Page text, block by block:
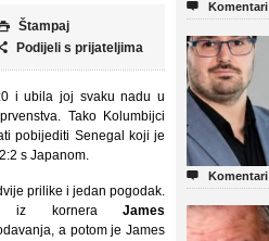
Štampaj
Podijeli s prijateljima
i ubila joj svaku nadu u
Tako Kolumbijci
pobijediti Senegal koji je
s Japanom.
prilike i jedan pogodak.
iz kornera James
a potom je James
 Komentari
 Komentari